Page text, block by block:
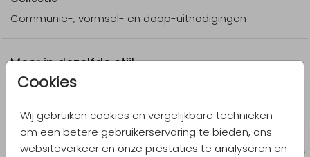
Cookies
Wij gebruiken cookies en vergelijkbare technieken
om een betere gebruikerservaring te bieden, ons
websiteverkeer en onze prestaties te analyseren en
Communie-, vormsel- en doop-uitnodigingen
Meer in dezelfde stijl